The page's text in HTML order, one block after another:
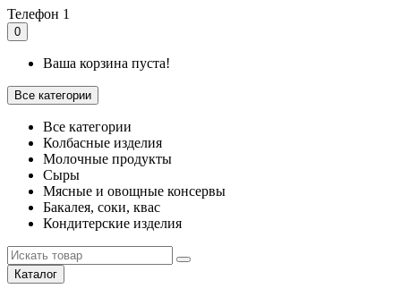
Телефон 1
0
Ваша корзина пуста!
Все категории
Все категории
Колбасные изделия
Молочные продукты
Сыры
Мясные и овощные консервы
Бакалея, соки, квас
Кондитерские изделия
Каталог